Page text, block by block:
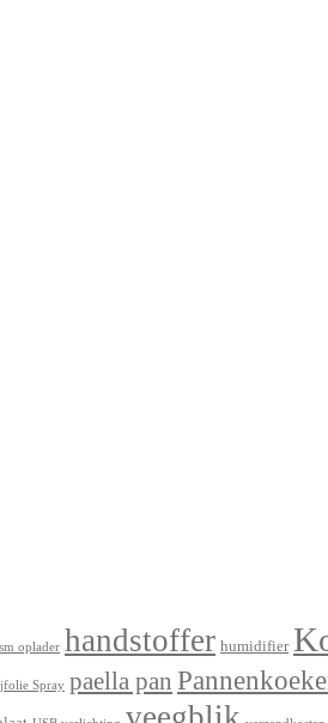
oplader handstoffer humidifier
Spray paella pan